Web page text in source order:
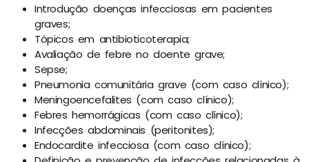
Introdução doenças infecciosas em pacientes
graves;
Tópicos em antibioticoterapia;
Avaliação de febre no doente grave;
Sepse;
Pneumonia comunitária grave (com caso clínico);
Meningoencefalites (com caso clínico);
Febres hemorrágicas (com caso clínico);
Infecções abdominais (peritonites);
Endocardite infecciosa (com caso clínico);